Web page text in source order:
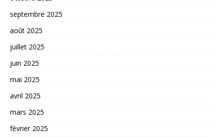
septembre 2025
août 2025
juillet 2025
juin 2025
mai 2025
avril 2025
mars 2025
février 2025